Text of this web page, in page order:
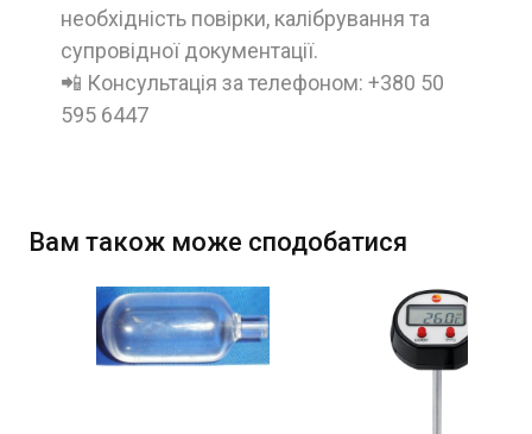
необхідність повірки, калібрування та
супровідної документації.
📲 Консультація за телефоном: +380 50
595 6447
Вам також може сподобатися